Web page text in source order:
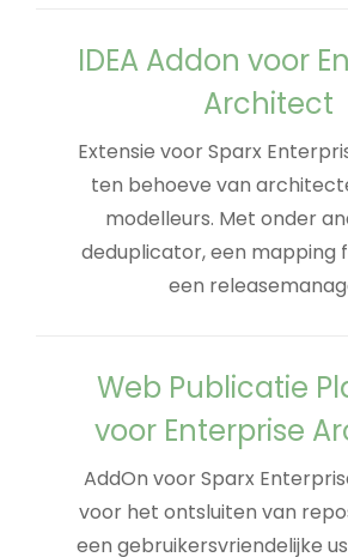
IDEA Addon voor
Architect
Extensie voor Sparx
ten behoeve van
modelleurs. Met onder
deduplicator, een mapping
een
Web Publicatie
voor Enterprise
AddOn voor Sparx
voor het ontsluiten van
een gebruikersvriendelijke